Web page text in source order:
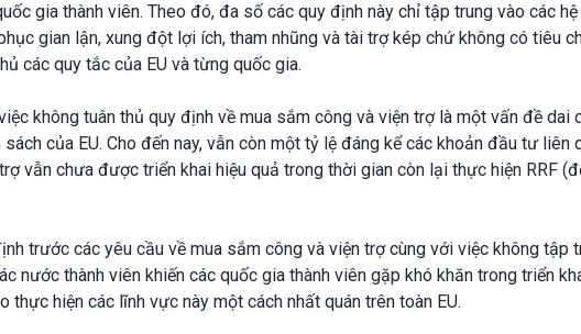
gia thành viên. Theo đó, đa số các quy định này chỉ tập trung vào các
gian lận, xung đột lợi ích, tham nhũng và tài trợ kép chứ không có tiêu
các quy tắc của EU và từng quốc gia.
không tuân thủ quy định về mua sắm công và viện trợ là một vấn đề dai
của EU. Cho đến nay, vẫn còn một tỷ lệ đáng kể các khoản đầu tư liên
vẫn chưa được triển khai hiệu quả trong thời gian còn lại thực hiện RRF
trước các yêu cầu về mua sắm công và viện trợ cùng với việc không tập
nước thành viên khiến các quốc gia thành viên gặp khó khăn trong triển
thực hiện các lĩnh vực này một cách nhất quán trên toàn EU.